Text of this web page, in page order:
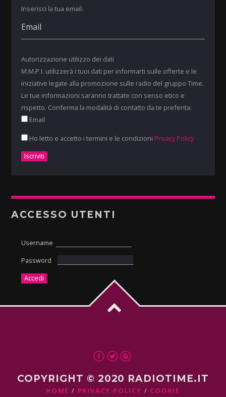
Inserisci la tua email:
Autorizzazione utilizzo dei dati
M.M.P.I. utilizzerà i tuoi dati per informarti sulle offerte e le
iniziative legate alla promozione sulle radio del gruppo Time.
Le tue informazioni saranno trattate con senso etico e
rispetto. Conferma la modalità di contatto da te preferita:
Email
Ho letto e accetto i termini e le condizioni Privacy Policy
ACCESSO UTENTI
Username
Password
COPYRIGHT © 2020 RADIOTIME.IT
HOME PRIVACY POLICY COOKIE